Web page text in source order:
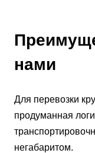
нами
Для перевозки
продуманная
негабаритом.